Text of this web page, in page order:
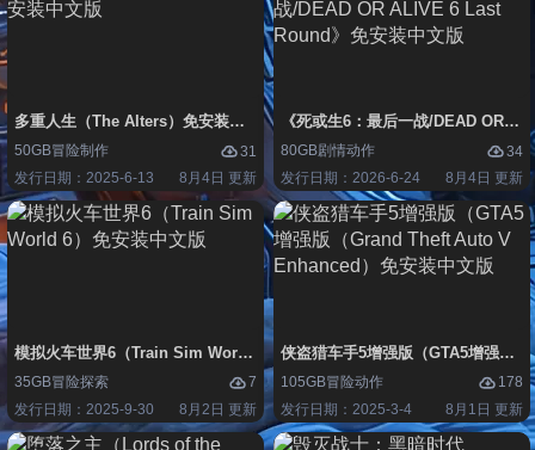
多重人生（The Alters）免安装中文版
50GB冒险制作
31
发行日期：2025-6-13
8月4日 更新
《死或生6：最后一战/DEAD OR
80GB剧情动作
34
发行日期：2026-6-24
8月4日 更新
模拟火车世界6（Train Sim World 6）免安装中文版
35GB冒险探索
7
发行日期：2025-9-30
8月2日 更新
侠盗猎车手5增强版（GTA5增强版
105GB冒险动作
178
发行日期：2025-3-4
8月1日 更新